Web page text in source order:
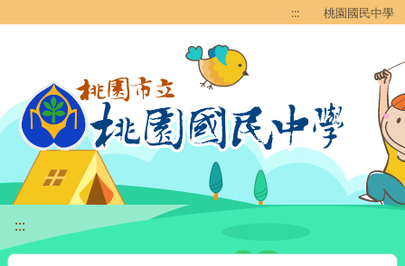
::: 桃園國民中學
:::